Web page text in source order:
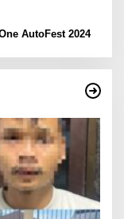
AutoFest 2024